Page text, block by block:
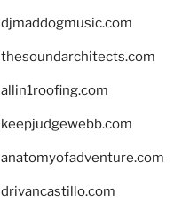
djmaddogmusic.com
thesoundarchitects.com
allin1roofing.com
keepjudgewebb.com
anatomyofadventure.com
drivancastillo.com